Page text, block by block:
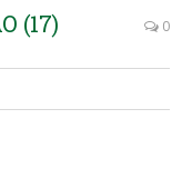
(17) 0